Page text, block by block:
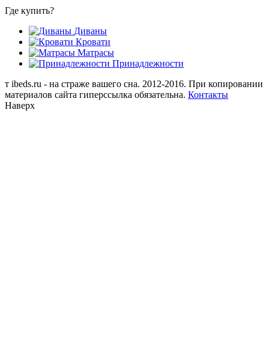
Где купить?
Диваны
Кровати
Матрасы
Принадлежности
т ibeds.ru - на страже вашего сна. 2012-2016. При копировании
материалов сайта гиперссылка обязательна. Контакты
Наверх